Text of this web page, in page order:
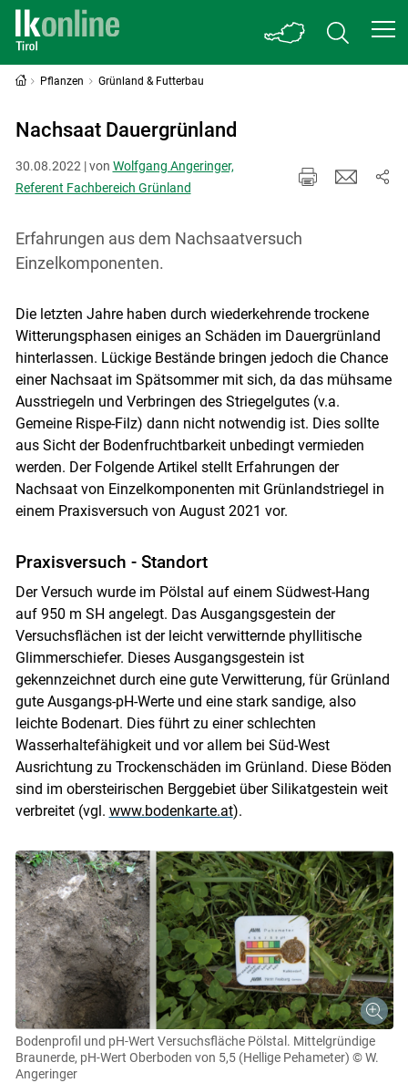
Pflanzen Grünland & Futterbau
Nachsaat Dauergrünland
30.08.2022 | von Wolfgang Angeringer,
Referent Fachbereich Grünland
Erfahrungen aus dem Nachsaatversuch
Einzelkomponenten.
Die letzten Jahre haben durch wiederkehrende trockene
Witterungsphasen einiges an Schäden im Dauergrünland
hinterlassen. Lückige Bestände bringen jedoch die Chance
einer Nachsaat im Spätsommer mit sich, da das mühsame
Ausstriegeln und Verbringen des Striegelgutes (v.a.
Gemeine Rispe-Filz) dann nicht notwendig ist. Dies sollte
aus Sicht der Bodenfruchtbarkeit unbedingt vermieden
werden. Der Folgende Artikel stellt Erfahrungen der
Nachsaat von Einzelkomponenten mit Grünlandstriegel in
einem Praxisversuch von August 2021 vor.
Praxisversuch - Standort
Der Versuch wurde im Pölstal auf einem Südwest-Hang
auf 950 m SH angelegt. Das Ausgangsgestein der
Versuchsflächen ist der leicht verwitternde phyllitische
Glimmerschiefer. Dieses Ausgangsgestein ist
gekennzeichnet durch eine gute Verwitterung, für Grünland
gute Ausgangs-pH-Werte und eine stark sandige, also
leichte Bodenart. Dies führt zu einer schlechten
Wasserhaltefähigkeit und vor allem bei Süd-West
Ausrichtung zu Trockenschäden im Grünland. Diese Böden
sind im obersteirischen Berggebiet über Silikatgestein weit
verbreitet (vgl. www.bodenkarte.at).
Bodenprofil und pH-Wert Versuchsfläche Pölstal. Mittelgründige
Braunerde, pH-Wert Oberboden von 5,5 (Hellige Pehameter) © W.
Angeringer